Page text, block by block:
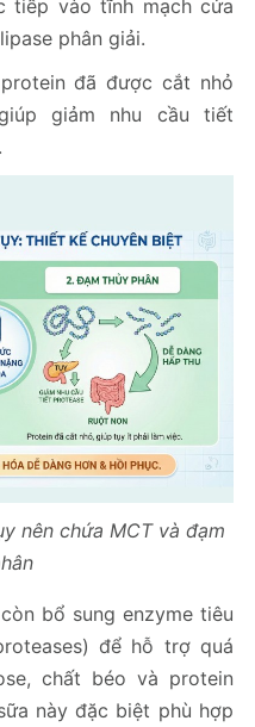
tiếp vào tĩnh mạch cửa
phân giải.
đã được cắt nhỏ
giảm nhu cầu tiết
nên chứa MCT và đạm
bổ sung enzyme tiêu
để hỗ trợ quá
chất béo và protein
này đặc biệt phù hợp